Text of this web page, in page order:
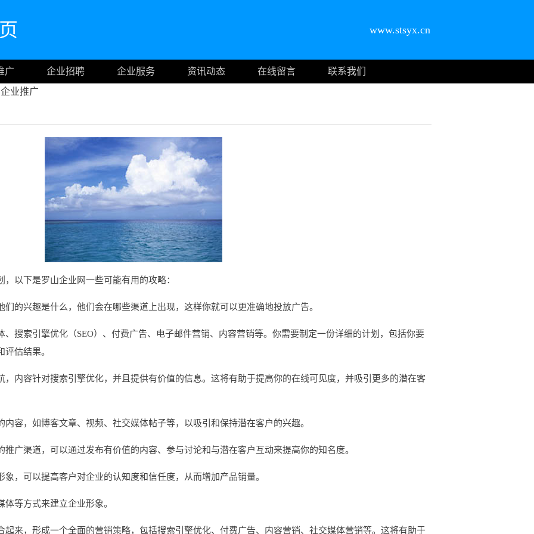
www.stsyx.cn
广 企业招聘 企业服务 资讯动态 在线留言
联系我们
企业推广
以下是罗山企业网一些可能有用的攻略：
的兴趣是什么，他们会在哪些渠道上出现，这样你就可以更准确地投放广告。
搜索引擎优化（SEO）、付费广告、电子邮件营销、内容营销等。你需要制定一份详细的计划，包括你要
估结果。
内容针对搜索引擎优化，并且提供有价值的信息。这将有助于提高你的在线可见度，并吸引更多的潜在客
容，如博客文章、视频、社交媒体帖子等，以吸引和保持潜在客户的兴趣。
广渠道，可以通过发布有价值的内容、参与讨论和与潜在客户互动来提高你的知名度。
，可以提高客户对企业的认知度和信任度，从而增加产品销量。
等方式来建立企业形象。
来，形成一个全面的营销策略，包括搜索引擎优化、付费广告、内容营销、社交媒体营销等。这将有助于